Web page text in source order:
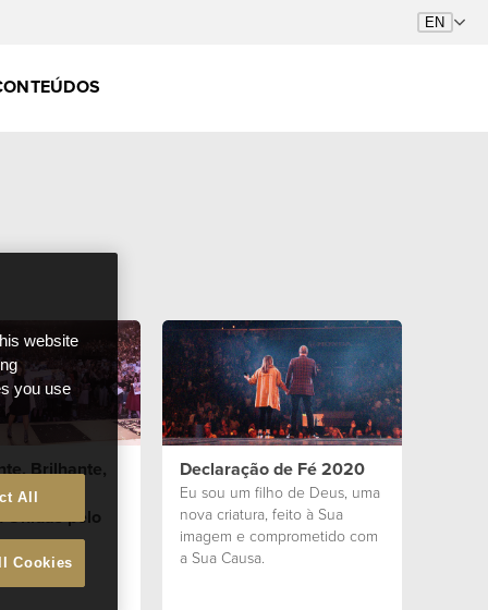
Brilhante,
Unidas pelo
que...
Declaração de Fé 2020
Eu sou um filho de Deus, uma
nova criatura, feito à Sua
imagem e comprometido com
a Sua Causa.
website
you use
All
Cookies